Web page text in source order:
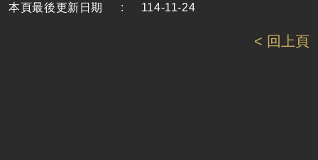
本頁最後更新日期
: 114-11-24
< 回上頁